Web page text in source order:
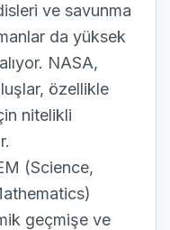
ve savunma
da yüksek
NASA,
özellikle
nitelikli
(Science,
geçmişe ve